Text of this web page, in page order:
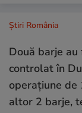
Știri România
Două barje
controlat în
operațiune de
altor 2 barje,